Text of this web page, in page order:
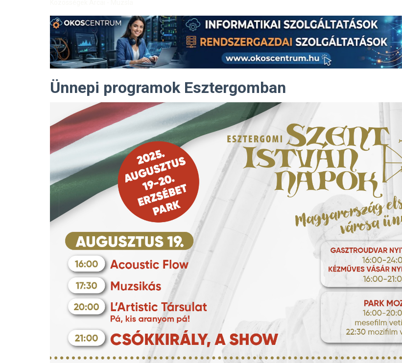
Ünnepi programok Esztergomban